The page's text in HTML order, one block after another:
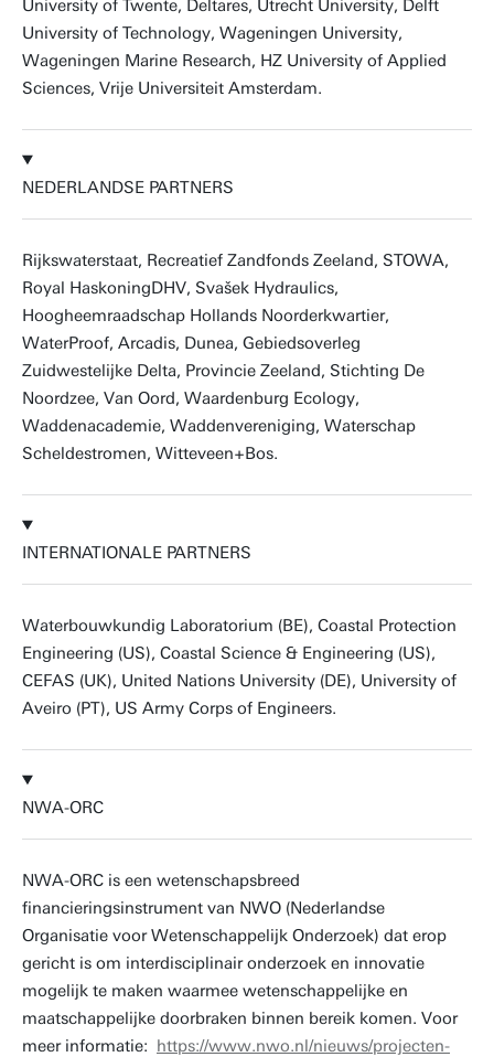
University of Twente, Deltares, Utrecht University, Delft
University of Technology, Wageningen University,
Wageningen Marine Research, HZ University of Applied
Sciences, Vrije Universiteit Amsterdam.
NEDERLANDSE PARTNERS
Rijkswaterstaat, Recreatief Zandfonds Zeeland, STOWA,
Royal HaskoningDHV, Svašek Hydraulics,
Hoogheemraadschap Hollands Noorderkwartier,
WaterProof, Arcadis, Dunea, Gebiedsoverleg
Zuidwestelijke Delta, Provincie Zeeland, Stichting De
Noordzee, Van Oord, Waardenburg Ecology,
Waddenacademie, Waddenvereniging, Waterschap
Scheldestromen, Witteveen+Bos.
INTERNATIONALE PARTNERS
Waterbouwkundig Laboratorium (BE), Coastal Protection
Engineering (US), Coastal Science & Engineering (US),
CEFAS (UK), United Nations University (DE), University of
Aveiro (PT), US Army Corps of Engineers.
NWA-ORC
NWA-ORC is een wetenschapsbreed
financieringsinstrument van NWO (Nederlandse
Organisatie voor Wetenschappelijk Onderzoek) dat erop
gericht is om interdisciplinair onderzoek en innovatie
mogelijk te maken waarmee wetenschappelijke en
maatschappelijke doorbraken binnen bereik komen. Voor
meer informatie: https://www.nwo.nl/nieuws/projecten-